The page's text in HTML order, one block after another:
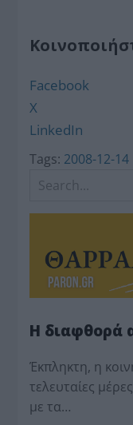
Facebook
X
LinkedIn
Tags: 2008-12-14
Η διαφθορά
Έκπληκτη, η
τελευταίες
με τα…